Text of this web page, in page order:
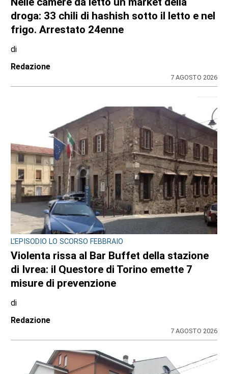
giornali locali e no profit
ULTIME NOTIZIE
BORGARO TORINESE
Casa della Salute in ritardo sul Pnrr: stop ai
lavori per l’amianto, ditta messa in mora
dal Comune
di